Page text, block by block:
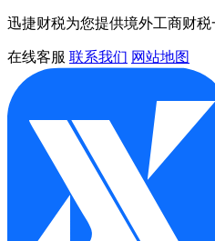
迅捷财税为您提供境外工商财
在线客服 联系我们 网站地图